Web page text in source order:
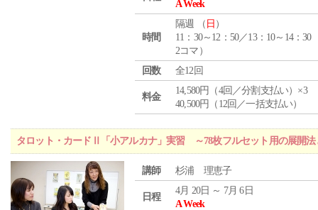
A Week
時間
隔週 （ 日 ）
11：30～12：50／13：10～14：30
2コマ）
回数
全12回
料金
14,580円（4回／分割支払い）×3
40,500円（12回／一括支払い）
タロット・カードⅡ「小アルカナ」実習 ～78枚フルセット用の展開法
講師 杉浦 理恵子
日程
4月 20日 ～ 7月 6日
A Week